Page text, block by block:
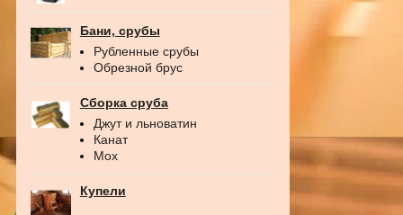
Бани, срубы
Рубленные срубы
Обрезной брус
Сборка сруба
Джут и льноватин
Канат
Мох
Купели